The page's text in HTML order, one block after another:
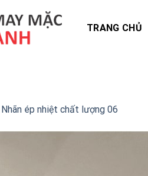
TRANG CHỦ
Nhãn ép nhiệt chất lượng 06